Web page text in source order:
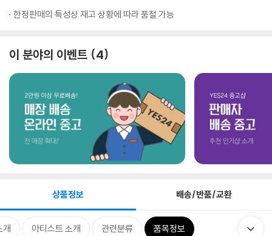
한정판매의 특성상 재고 상황에 따라 품절 가능
이 분야의 이벤트 4
상품정보 배송/반품/교환
개 아티스트 소개 관련분류 품목정보